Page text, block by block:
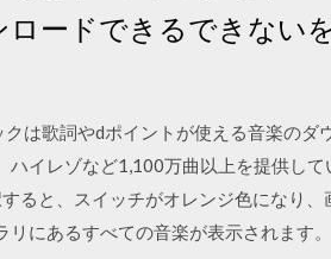
ードできるできない
は歌詞やdポイントが使える音楽のダ
イレゾなど1,100万曲以上を提供し
ると、スイッチがオレンジ色になり
にあるすべての音楽が表示されます。